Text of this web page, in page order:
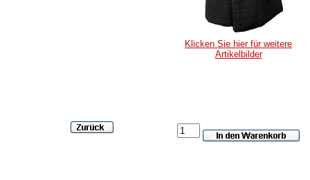
Klicken Sie hier für weitere
Artikelbilder